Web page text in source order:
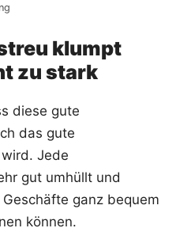
klumpt
zu stark
diese gute
das gute
Jede
gut umhüllt und
ganz bequem
können.